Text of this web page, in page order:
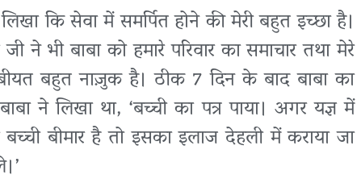
कि सेवा में समर्पित होने की मेरी बहुत इच्छा है।
ने भी बाबा को हमारे परिवार का समाचार तथा मेरे
बहुत नाज़ुक है। ठीक 7 दिन के बाद बाबा का
ने लिखा था, ‘बच्ची का पत्र पाया। अगर यज्ञ में
बीमार है तो इसका इलाज देहली में कराया जा